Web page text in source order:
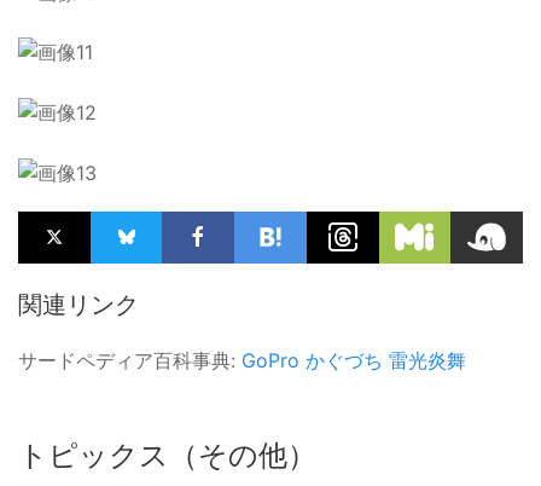
関連リンク
サードペディア百科事典: GoPro かぐづち 雷光炎舞
トピックス（その他）